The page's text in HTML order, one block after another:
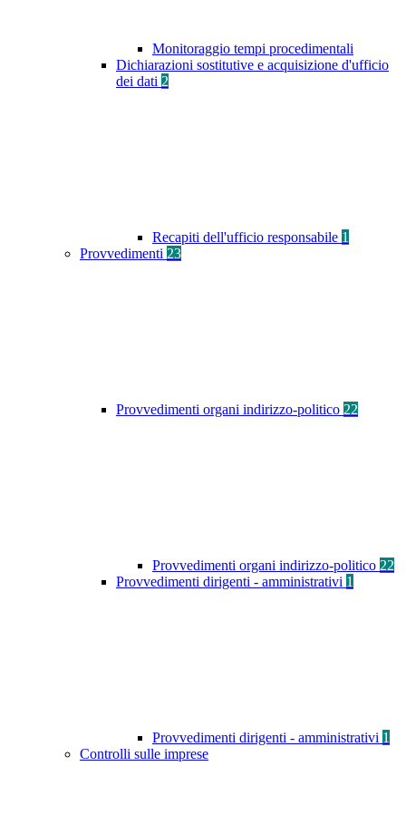
Monitoraggio tempi procedimentali
Dichiarazioni sostitutive e acquisizione d'ufficio
dei dati 2
Recapiti dell'ufficio responsabile 1
Provvedimenti 23
Provvedimenti organi indirizzo-politico 22
Provvedimenti organi indirizzo-politico 22
Provvedimenti dirigenti - amministrativi 1
Provvedimenti dirigenti - amministrativi 1
Controlli sulle imprese